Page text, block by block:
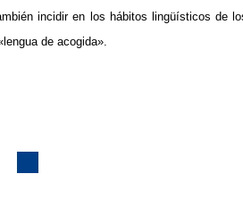
incidir en los hábitos lingüísticos de
de acogida».